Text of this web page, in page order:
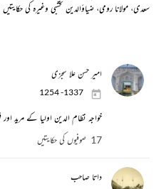
سعدی، مولانا رومی، ضیاؤالدین نخشبی وغیرہ کی
امیر حسن علا سجزی
1254 -1337
خواجہ نظام الدین اولیا کے مرید اور
17 صوفیوں کی حکایتیں
داتا صاحب